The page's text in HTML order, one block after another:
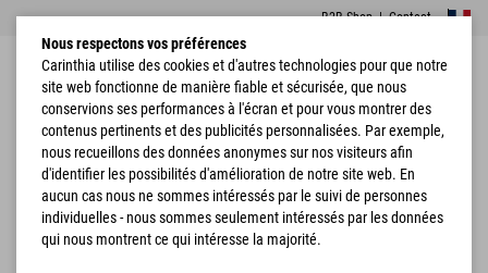
B2B Shop|Contact
Accueil Vêtements de pluie PRG 2.0 Jacket
Nous respectons vos préférences
Carinthia utilise des cookies et d'autres technologies pour que notre
site web fonctionne de manière fiable et sécurisée, que nous
conservions ses performances à l'écran et pour vous montrer des
contenus pertinents et des publicités personnalisées. Par exemple,
nous recueillons des données anonymes sur nos visiteurs afin
d'identifier les possibilités d'amélioration de notre site web. En
aucun cas nous ne sommes intéressés par le suivi de personnes
individuelles - nous sommes seulement intéressés par les données
qui nous montrent ce qui intéresse la majorité.